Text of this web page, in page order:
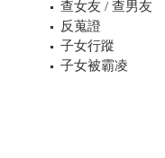
查女友 / 查男友
反蒐證
子女行蹤
子女被霸凌